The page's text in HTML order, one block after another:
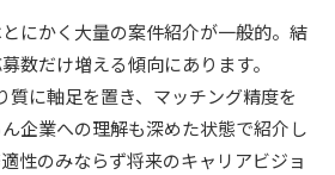
にかく大量の案件紹介が一般的。結
数だけ増える傾向にあります。
に軸足を置き、マッチング精度を
企業への理解も深めた状態で紹介し
性のみならず将来のキャリアビジョ